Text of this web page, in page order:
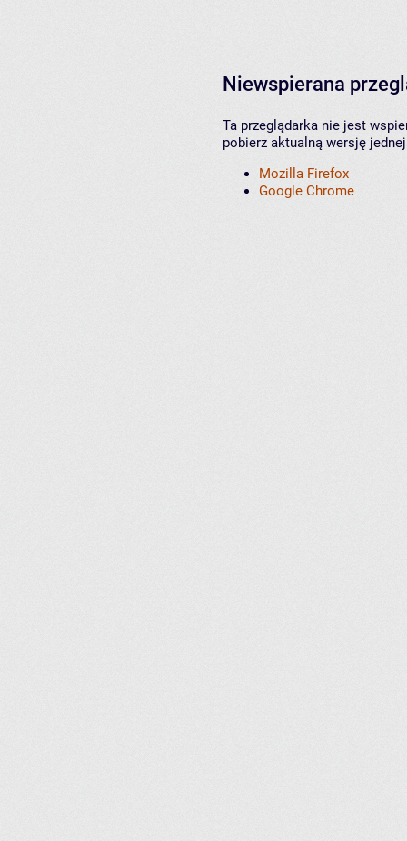
Niewspierana
Ta przeglądarka nie jest
pobierz aktualną wersję
Mozilla Firefox
Google Chrome